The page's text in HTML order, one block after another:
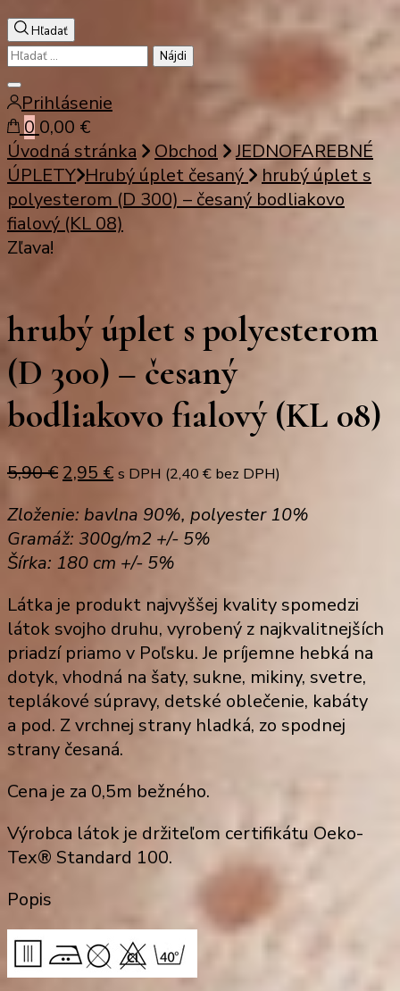
Hľadať
Hľadať:
Zatvoriť
vyhľadávanie
Prihlásenie
0 0,00 €
Úvodná stránka
Obchod
JEDNOFAREBNÉ
ÚPLETY Hrubý úplet česaný
hrubý úplet s
polyesterom (D 300) – česaný bodliakovo
fialový (KL 08)
Zľava!
hrubý úplet s polyesterom
(D 300) – česaný
bodliakovo fialový (KL 08)
5,90€ Original
was:
5,90 €.
2,95 €Current
is:
2,95 €.
s DPH (2,40 € bez DPH)
Zloženie: bavlna 90%, polyester 10%
Gramáž: 300g/m2 +/- 5%
Šírka: 180 cm +/- 5%
Látka je produkt najvyššej kvality spomedzi
látok svojho druhu, vyrobený z najkvalitnejších
priadzí priamo v Poľsku. Je príjemne hebká na
dotyk, vhodná na šaty, sukne, mikiny, svetre,
teplákové súpravy, detské oblečenie, kabáty
a pod. Z vrchnej strany hladká, zo spodnej
strany česaná.
Cena je za 0,5m bežného.
Výrobca látok je držiteľom certifikátu Oeko-
Tex® Standard 100.
Popis